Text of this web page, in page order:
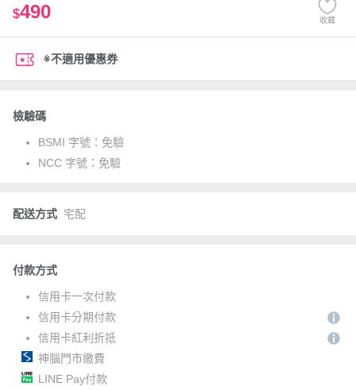
$490 收藏
※不適用優惠券
檢驗碼
BSMI 字號： 免驗
NCC 字號： 免驗
配送方式 宅配
付款方式
信用卡一次付款
信用卡分期付款
信用卡紅利折抵
神腦門市繳費
LINE Pay付款